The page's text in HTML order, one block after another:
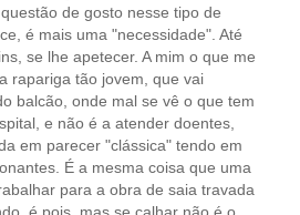
de gosto nesse tipo de
é mais uma "necessidade". Até
se lhe apetecer. A mim o que me
rapariga tão jovem, que vai
balcão, onde mal se vê o que tem
e não é a atender doentes,
em parecer "clássica" tendo em
É a mesma coisa que uma
para a obra de saia travada